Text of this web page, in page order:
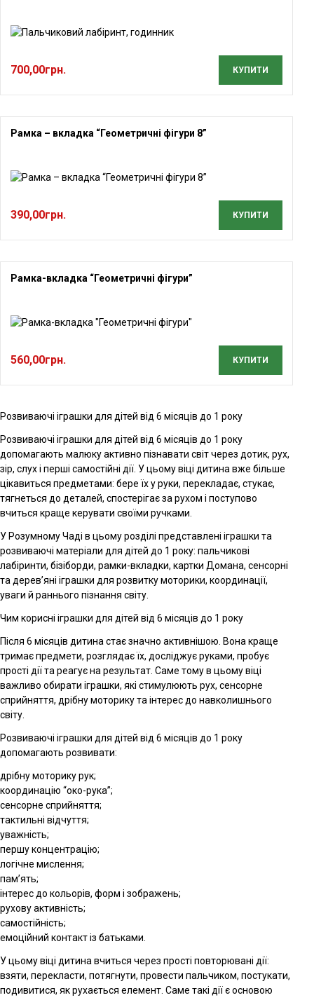
700,00грн. КУПИТИ
Рамка – вкладка “Геометричні фігури 8”
390,00грн. КУПИТИ
Рамка-вкладка “Геометричні фігури”
560,00грн. КУПИТИ
Розвиваючі іграшки для дітей від 6 місяців до 1 року
Розвиваючі іграшки для дітей від 6 місяців до 1 року
допомагають малюку активно пізнавати світ через дотик, рух,
зір, слух і перші самостійні дії. У цьому віці дитина вже більше
цікавиться предметами: бере їх у руки, перекладає, стукає,
тягнеться до деталей, спостерігає за рухом і поступово
вчиться краще керувати своїми ручками.
У Розумному Чаді в цьому розділі представлені іграшки та
розвиваючі матеріали для дітей до 1 року: пальчикові
лабіринти, бізіборди, рамки-вкладки, картки Домана, сенсорні
та дерев’яні іграшки для розвитку моторики, координації,
уваги й раннього пізнання світу.
Чим корисні іграшки для дітей від 6 місяців до 1 року
Після 6 місяців дитина стає значно активнішою. Вона краще
тримає предмети, розглядає їх, досліджує руками, пробує
прості дії та реагує на результат. Саме тому в цьому віці
важливо обирати іграшки, які стимулюють рух, сенсорне
сприйняття, дрібну моторику та інтерес до навколишнього
світу.
Розвиваючі іграшки для дітей від 6 місяців до 1 року
допомагають розвивати:
дрібну моторику рук;
координацію “око-рука”;
сенсорне сприйняття;
тактильні відчуття;
уважність;
першу концентрацію;
логічне мислення;
пам’ять;
інтерес до кольорів, форм і зображень;
рухову активність;
самостійність;
емоційний контакт із батьками.
У цьому віці дитина вчиться через прості повторювані дії:
взяти, перекласти, потягнути, провести пальчиком, постукати,
подивитися, як рухається елемент. Саме такі дії є основою